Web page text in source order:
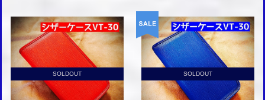
SOLDOUT SOLDOUT